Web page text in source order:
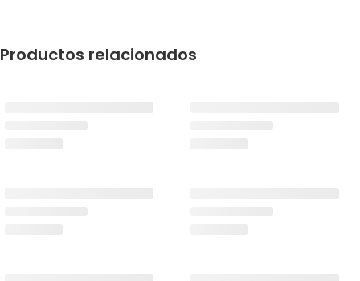
Productos relacionados